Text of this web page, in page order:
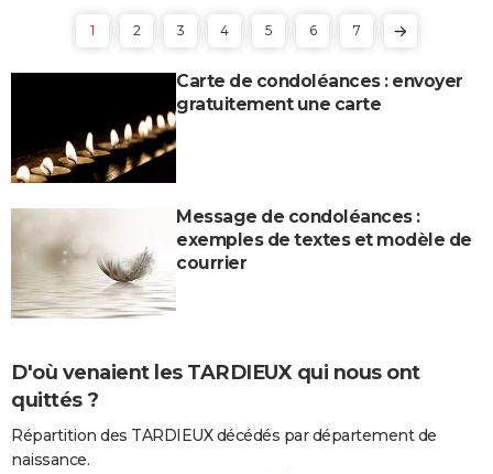
1 2 3 4 5 6 7
Carte de condoléances : envoyer
gratuitement une carte
Message de condoléances :
exemples de textes et modèle de
courrier
D'où venaient les TARDIEUX qui nous ont
quittés ?
Répartition des TARDIEUX décédés par département de
naissance.